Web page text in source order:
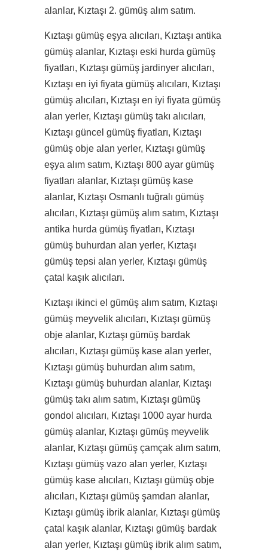
alanlar, Kıztaşı 2. gümüş alım satım.
Kıztaşı gümüş eşya alıcıları, Kıztaşı antika
gümüş alanlar, Kıztaşı eski hurda gümüş
fiyatları, Kıztaşı gümüş jardinyer alıcıları,
Kıztaşı en iyi fiyata gümüş alıcıları, Kıztaşı
gümüş alıcıları, Kıztaşı en iyi fiyata gümüş
alan yerler, Kıztaşı gümüş takı alıcıları,
Kıztaşı güncel gümüş fiyatları, Kıztaşı
gümüş obje alan yerler, Kıztaşı gümüş
eşya alım satım, Kıztaşı 800 ayar gümüş
fiyatları alanlar, Kıztaşı gümüş kase
alanlar, Kıztaşı Osmanlı tuğralı gümüş
alıcıları, Kıztaşı gümüş alım satım, Kıztaşı
antika hurda gümüş fiyatları, Kıztaşı
gümüş buhurdan alan yerler, Kıztaşı
gümüş tepsi alan yerler, Kıztaşı gümüş
çatal kaşık alıcıları.
Kıztaşı ikinci el gümüş alım satım, Kıztaşı
gümüş meyvelik alıcıları, Kıztaşı gümüş
obje alanlar, Kıztaşı gümüş bardak
alıcıları, Kıztaşı gümüş kase alan yerler,
Kıztaşı gümüş buhurdan alım satım,
Kıztaşı gümüş buhurdan alanlar, Kıztaşı
gümüş takı alım satım, Kıztaşı gümüş
gondol alıcıları, Kıztaşı 1000 ayar hurda
gümüş alanlar, Kıztaşı gümüş meyvelik
alanlar, Kıztaşı gümüş çamçak alım satım,
Kıztaşı gümüş vazo alan yerler, Kıztaşı
gümüş kase alıcıları, Kıztaşı gümüş obje
alıcıları, Kıztaşı gümüş şamdan alanlar,
Kıztaşı gümüş ibrik alanlar, Kıztaşı gümüş
çatal kaşık alanlar, Kıztaşı gümüş bardak
alan yerler, Kıztaşı gümüş ibrik alım satım,